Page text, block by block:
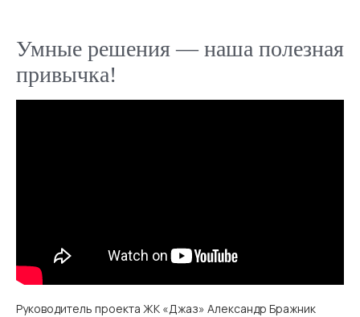
Умные решения — наша полезная
привычка!
Руководитель проекта ЖК «Джаз» Александр Бражник